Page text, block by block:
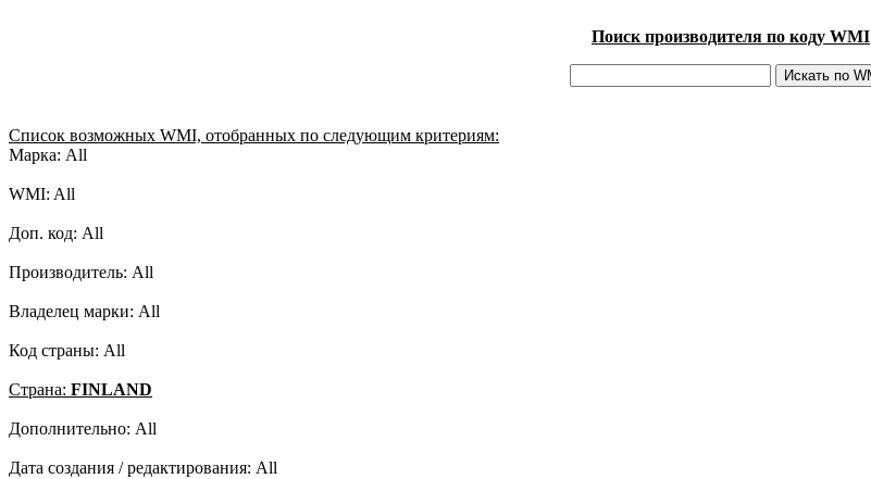
Поиск производителя по коду WMI
Список возможных WMI, отобранных по следующим критериям:
Марка: All
WMI: All
Доп. код: All
Производитель: All
Владелец марки: All
Код страны: All
Страна: FINLAND
Дополнительно: All
Дата создания / редактирования: All